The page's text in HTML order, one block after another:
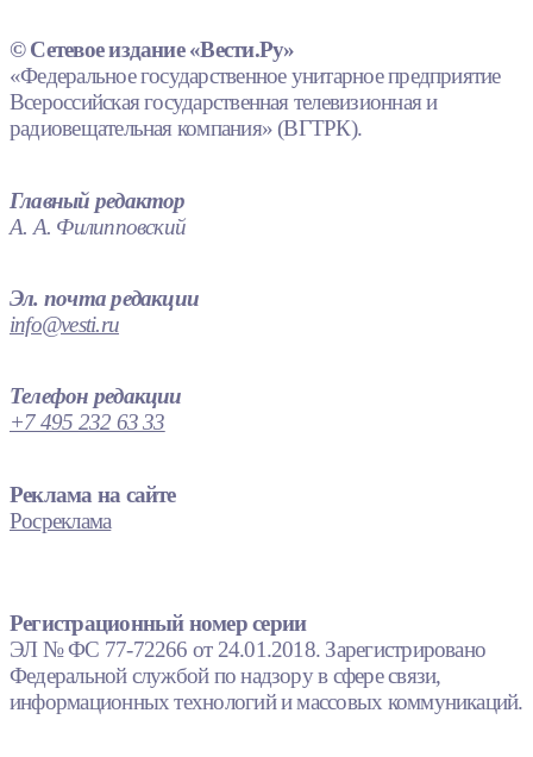
© Сетевое издание «Вести.Ру»
«Федеральное государственное унитарное предприятие
Всероссийская государственная телевизионная и
радиовещательная компания» (ВГТРК).
Главный редактор
А. А. Филипповский
Эл. почта редакции
info@vesti.ru
Телефон редакции
+7 495 232 63 33
Реклама на сайте
Росреклама
Регистрационный номер серии
ЭЛ № ФС 77-72266 от 24.01.2018. Зарегистрировано
Федеральной службой по надзору в сфере связи,
информационных технологий и массовых коммуникаций.